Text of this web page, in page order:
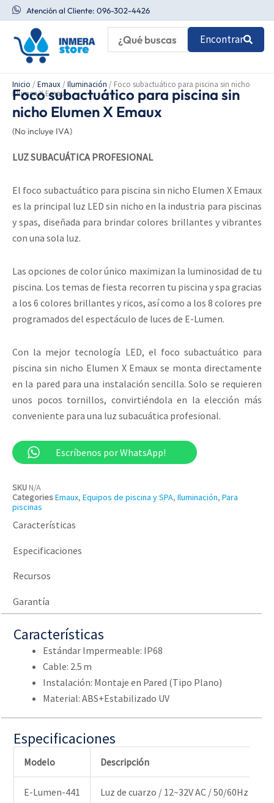
al
contenido
Atención al Cliente: 096-302-4426
Encontrar
Inicio /Emaux /Iluminación / Foco subactuático para piscina sin nicho
Elumen X Emaux
Foco subactuático para piscina sin
nicho Elumen X Emaux
(No incluye IVA)
LUZ SUBACUÁTICA PROFESIONAL
El foco subactuático para piscina sin nicho Elumen X Emaux
es la principal luz LED sin nicho en la industria para piscinas
y spas, diseñada para brindar colores brillantes y vibrantes
con una sola luz.
Las opciones de color único maximizan la luminosidad de tu
piscina. Los temas de fiesta recorren tu piscina y spa gracias
a los 6 colores brillantes y ricos, así como a los 8 colores pre
programados del espectáculo de luces de E-Lumen.
Con la mejor tecnología LED, el foco subactuático para
piscina sin nicho Elumen X Emaux se monta directamente
en la pared para una instalación sencilla. Solo se requieren
unos pocos tornillos, convirtiéndola en la elección más
conveniente para una luz subacuática profesional.
Escríbenos por WhatsApp!
SKUN/A
CategoriesEmaux, Equipos de piscina y SPA, Iluminación, Para
piscinas
Características
Especificaciones
Recursos
Garantía
Características
Estándar Impermeable: IP68
Cable: 2.5 m
Instalación: Montaje en Pared (Tipo Plano)
Material: ABS+Estabilizado UV
Especificaciones
Modelo Descripción
E-Lumen-441 Luz de cuarzo / 12~32V AC / 50/60Hz